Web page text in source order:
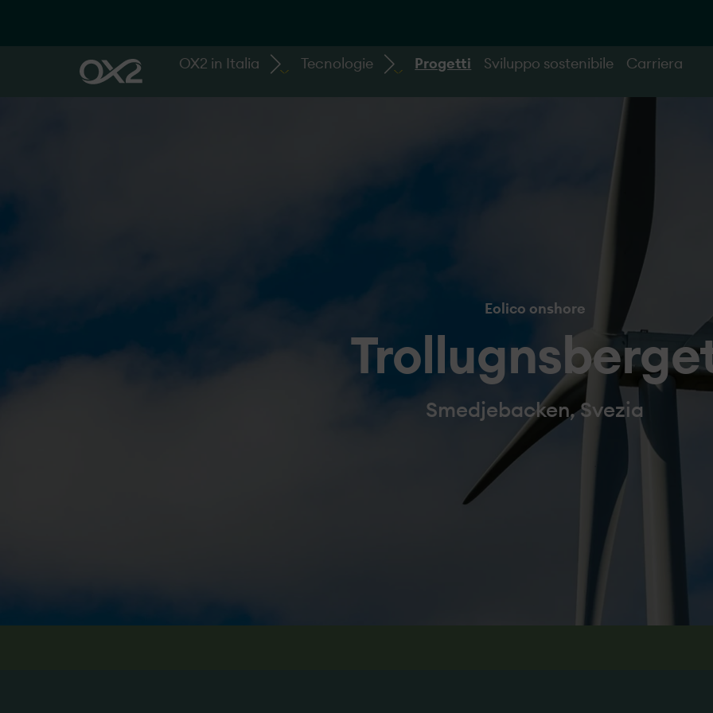
OX2 in Italia Tecnologie Progetti Sviluppo sostenibile Carriera
Eolico onshore
Smedjebacken, Svezia